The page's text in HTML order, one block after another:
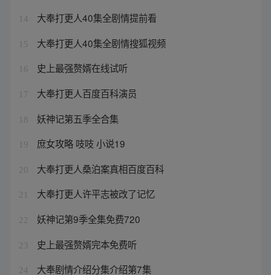
14 大奉打更人40集全剧情提前看
15 大奉打更人40集全剧情搜狐视频
16 史上最强赘婿在线试听
17 大奉打更人百度百科演员
18 妖神记第五季全合集
19 庶女攻略 吱吱 小说19
20 大奉打更人桑泊案真相百度百科
21 大奉打更人许平志被改了记忆
22 妖神记第9季全集免费720
23 史上最强赘婿完本免费听
24 大奉剧情介绍分集介绍第7集